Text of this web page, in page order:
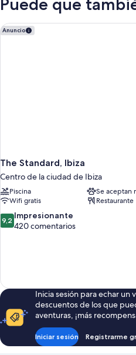
Puede que
Anuncio
The Standard, Ibiza
Centro de la ciudad de Ibiza
Piscina
Se aceptan
Wifi gratis
Restaurante
9.2
sobre
9,2 Impresionante
420 comentarios
The Standard, Ibiza
Inicia sesión para echar un
descuentos de los que
aventuras, ¡más
Iniciar sesión Registrarme